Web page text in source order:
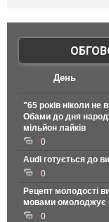
День
"65 років ніколи
Обами до дня
мільйон лайків
0
Audi готується до
0
Рецепт молодості
мовами омолоджує
0